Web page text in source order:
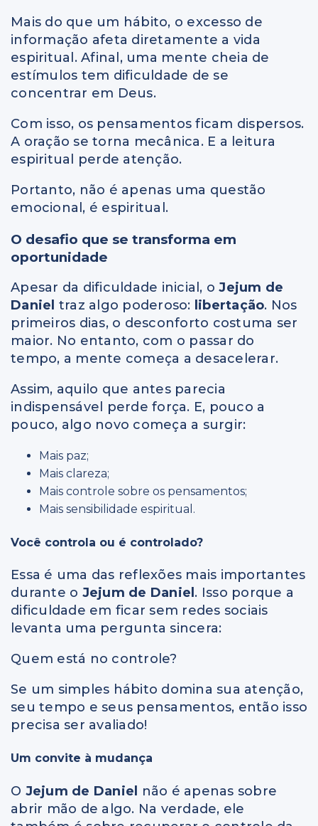
Mais do que um hábito, o excesso de
informação afeta diretamente a vida
espiritual. Afinal, uma mente cheia de
estímulos tem dificuldade de se
concentrar em Deus.
Com isso, os pensamentos ficam dispersos.
A oração se torna mecânica. E a leitura
espiritual perde atenção.
Portanto, não é apenas uma questão
emocional, é espiritual.
O desafio que se transforma em
oportunidade
Apesar da dificuldade inicial, oJejum de
Daniel traz algo poderoso: libertação. Nos
primeiros dias, o desconforto costuma ser
maior. No entanto, com o passar do
tempo, a mente começa a desacelerar.
Assim, aquilo que antes parecia
indispensável perde força. E, pouco a
pouco, algo novo começa a surgir:
Mais paz;
Mais clareza;
Mais controle sobre os pensamentos;
Mais sensibilidade espiritual.
Você controla ou é controlado?
Essa é uma das reflexões mais importantes
durante o Jejum de Daniel . Isso porque a
dificuldade em ficar sem redes sociais
levanta uma pergunta sincera:
Quem está no controle?
Se um simples hábito domina sua atenção,
seu tempo e seus pensamentos, então isso
precisa ser avaliado!
Um convite à mudança
O Jejum de Daniel não é apenas sobre
abrir mão de algo. Na verdade, ele